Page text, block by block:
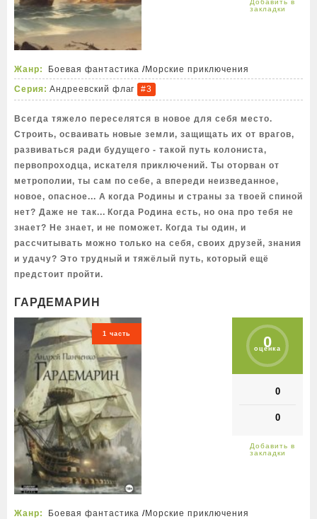
Жанр: Боевая фантастика /Морские приключения
Серия: Андреевский флаг #3
Всегда тяжело переселятся в новое для себя место.
Строить, осваивать новые земли, защищать их от врагов,
развиваться ради будущего - такой путь колониста,
первопроходца, искателя приключений. Ты оторван от
метрополии, ты сам по себе, а впереди неизведанное,
новое, опасное... А когда Родины и страны за твоей спиной
нет? Даже не так... Когда Родина есть, но она про тебя не
знает? Не знает, и не поможет. Когда ты один, и
рассчитывать можно только на себя, своих друзей, знания
и удачу? Это трудный и тяжёлый путь, который ещё
предстоит пройти.
ГАРДЕМАРИН
1 часть 0
оценка
0
0
Жанр: Боевая фантастика /Морские приключения